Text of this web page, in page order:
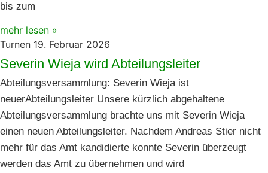
bis zum
mehr lesen »
Turnen 19. Februar 2026
Severin Wieja wird Abteilungsleiter
Abteilungsversammlung: Severin Wieja ist
neuerAbteilungsleiter Unsere kürzlich abgehaltene
Abteilungsversammlung brachte uns mit Severin Wieja
einen neuen Abteilungsleiter. Nachdem Andreas Stier nicht
mehr für das Amt kandidierte konnte Severin überzeugt
werden das Amt zu übernehmen und wird